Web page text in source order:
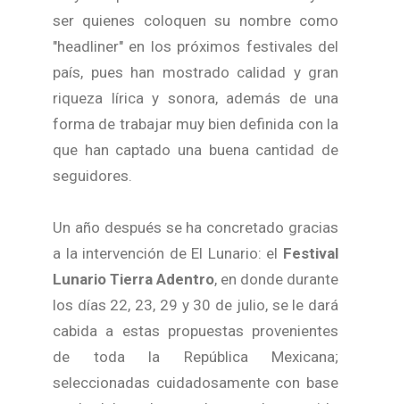
ser quienes coloquen su nombre como
"headliner" en los próximos festivales del
país, pues han mostrado calidad y gran
riqueza lírica y sonora, además de una
forma de trabajar muy bien definida con la
que han captado una buena cantidad de
seguidores.
Un año después se ha concretado gracias
a la intervención de El Lunario: el Festival
Lunario Tierra Adentro, en donde durante
los días 22, 23, 29 y 30 de julio, se le dará
cabida a estas propuestas provenientes
de toda la República Mexicana;
seleccionadas cuidadosamente con base